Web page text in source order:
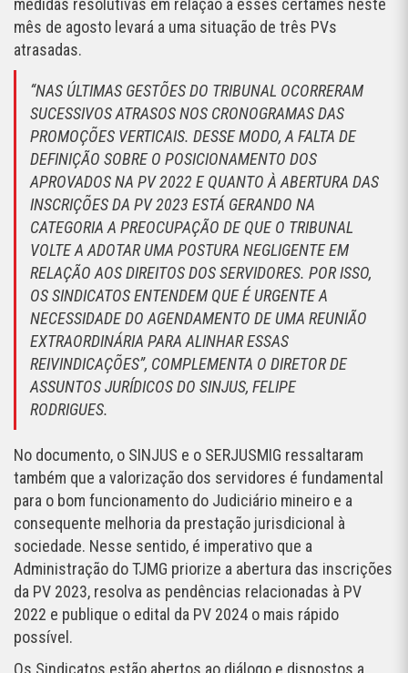
medidas resolutivas em relação a esses certames neste
mês de agosto levará a uma situação de três PVs
atrasadas.
“NAS ÚLTIMAS GESTÕES DO TRIBUNAL OCORRERAM
SUCESSIVOS ATRASOS NOS CRONOGRAMAS DAS
PROMOÇÕES VERTICAIS. DESSE MODO, A FALTA DE
DEFINIÇÃO SOBRE O POSICIONAMENTO DOS
APROVADOS NA PV 2022 E QUANTO À ABERTURA DAS
INSCRIÇÕES DA PV 2023 ESTÁ GERANDO NA
CATEGORIA A PREOCUPAÇÃO DE QUE O TRIBUNAL
VOLTE A ADOTAR UMA POSTURA NEGLIGENTE EM
RELAÇÃO AOS DIREITOS DOS SERVIDORES. POR ISSO,
OS SINDICATOS ENTENDEM QUE É URGENTE A
NECESSIDADE DO AGENDAMENTO DE UMA REUNIÃO
EXTRAORDINÁRIA PARA ALINHAR ESSAS
REIVINDICAÇÕES”, COMPLEMENTA O DIRETOR DE
ASSUNTOS JURÍDICOS DO SINJUS, FELIPE
RODRIGUES.
No documento, o SINJUS e o SERJUSMIG ressaltaram
também que a valorização dos servidores é fundamental
para o bom funcionamento do Judiciário mineiro e a
consequente melhoria da prestação jurisdicional à
sociedade. Nesse sentido, é imperativo que a
Administração do TJMG priorize a abertura das inscrições
da PV 2023, resolva as pendências relacionadas à PV
2022 e publique o edital da PV 2024 o mais rápido
possível.
Os Sindicatos estão abertos ao diálogo e dispostos a